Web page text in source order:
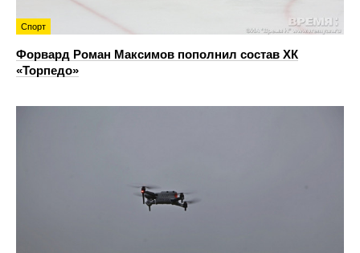
Спорт
Форвард Роман Максимов пополнил состав ХК
«Торпедо»